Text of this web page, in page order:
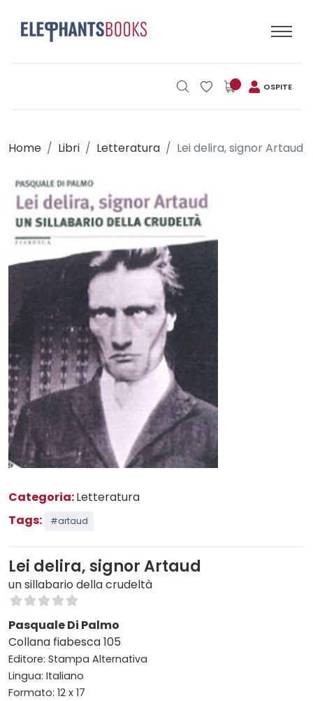
OSPITE
Home Libri Letteratura Lei delira, signor Artaud
Categoria:Letteratura
Tags:
#artaud
Lei delira, signor Artaud
un sillabario della crudeltà
Pasquale Di Palmo
Collana fiabesca 105
Editore: Stampa Alternativa
Lingua: Italiano
Formato: 12 x 17